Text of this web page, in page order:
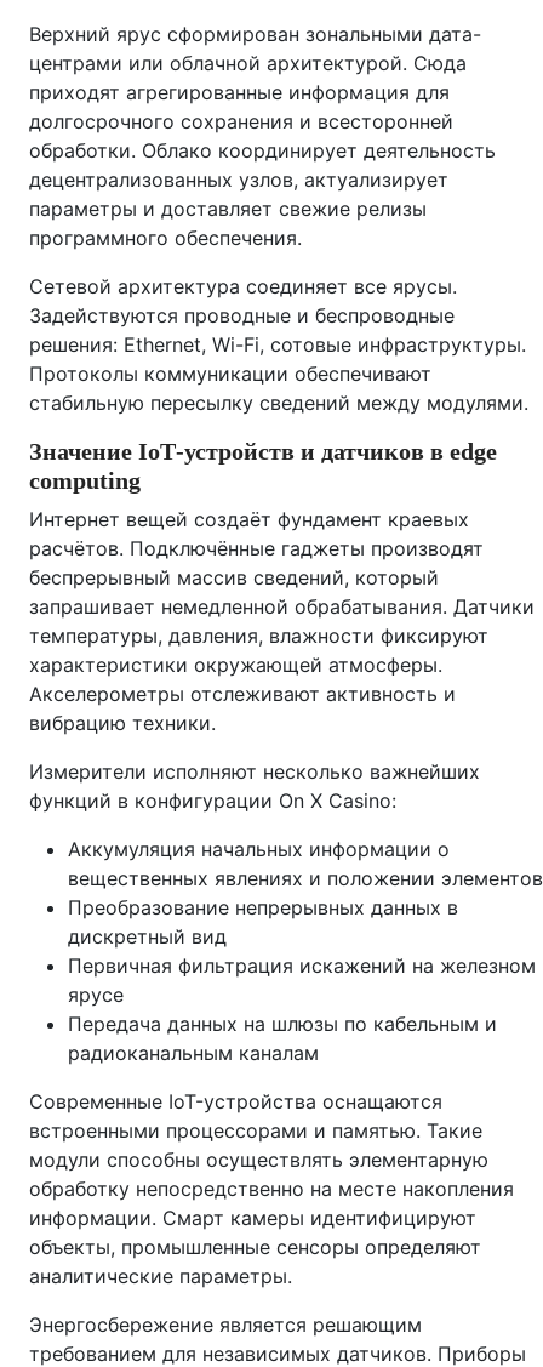
Верхний ярус сформирован зональными дата-
центрами или облачной архитектурой. Сюда
приходят агрегированные информация для
долгосрочного сохранения и всесторонней
обработки. Облако координирует деятельность
децентрализованных узлов, актуализирует
параметры и доставляет свежие релизы
программного обеспечения.
Сетевой архитектура соединяет все ярусы.
Задействуются проводные и беспроводные
решения: Ethernet, Wi-Fi, сотовые инфраструктуры.
Протоколы коммуникации обеспечивают
стабильную пересылку сведений между модулями.
Значение IoT‑устройств и датчиков в edge
computing
Интернет вещей создаёт фундамент краевых
расчётов. Подключённые гаджеты производят
беспрерывный массив сведений, который
запрашивает немедленной обрабатывания. Датчики
температуры, давления, влажности фиксируют
характеристики окружающей атмосферы.
Акселерометры отслеживают активность и
вибрацию техники.
Измерители исполняют несколько важнейших
функций в конфигурации On X Casino:
Аккумуляция начальных информации о
вещественных явлениях и положении элементов
Преобразование непрерывных данных в
дискретный вид
Первичная фильтрация искажений на железном
ярусе
Передача данных на шлюзы по кабельным и
радиоканальным каналам
Современные IoT-устройства оснащаются
встроенными процессорами и памятью. Такие
модули способны осуществлять элементарную
обработку непосредственно на месте накопления
информации. Смарт камеры идентифицируют
объекты, промышленные сенсоры определяют
аналитические параметры.
Энергосбережение является решающим
требованием для независимых датчиков. Приборы